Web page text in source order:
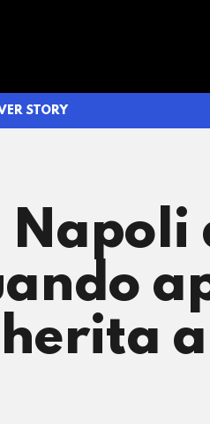
STORY
a